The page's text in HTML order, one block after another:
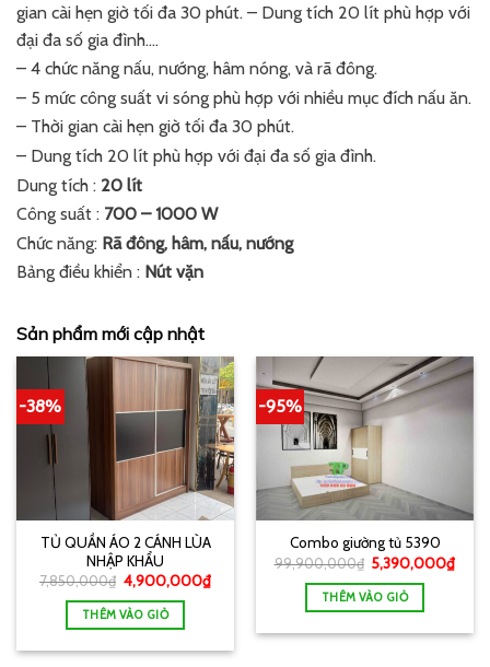
gian cài hẹn giờ tối đa 30 phút. – Dung tích 20 lít phù hợp với
đại đa số gia đình….
– 4 chức năng nấu, nướng, hâm nóng, và rã đông.
– 5 mức công suất vi sóng phù hợp với nhiều mục đích nấu ăn.
– Thời gian cài hẹn giờ tối đa 30 phút.
– Dung tích 20 lít phù hợp với đại đa số gia đình.
Dung tích : 20 lít
Công suất : 700 – 1000 W
Chức năng: Rã đông, hâm, nấu, nướng
Bảng điều khiển : Nút vặn
Sản phẩm mới cập nhật
-38%
TỦ QUẦN ÁO 2 CÁNH LÙA
NHẬP KHẨU
7,850,000₫ 4,900,000₫
THÊM VÀO GIỎ
-95%
Combo giường tủ 5390
99,900,000₫ 5,390,000₫
THÊM VÀO GIỎ